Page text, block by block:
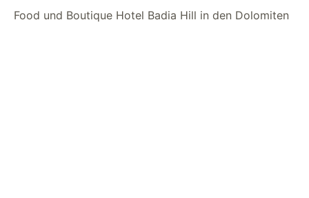
Food und Boutique Hotel Badia Hill in den Dolomiten